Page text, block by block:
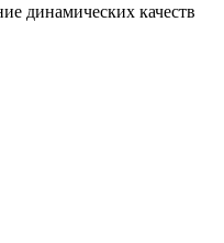
динамических качеств